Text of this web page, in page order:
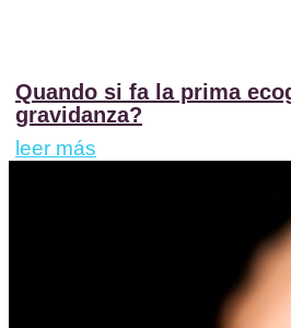
Quando si fa la prima
gravidanza?
leer más